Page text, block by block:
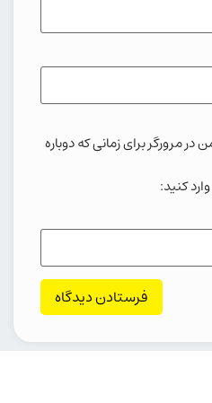
مرورگر برای زمانی که دوباره
کنید: